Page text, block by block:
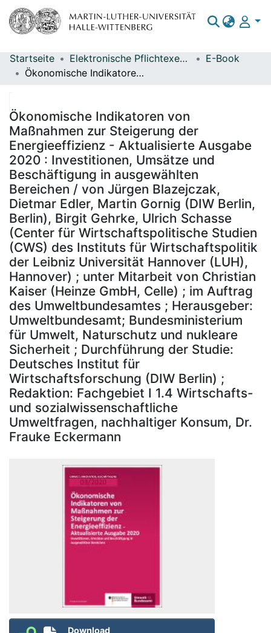
Bereiche & Sammlungen
Statistiken
Startseite Elektronische Pflichtexemplare
E-Book
Ökonomische Indikatoren von Maßnahmen zur Steigerung der Energieeffizienz - Aktualisierte Ausgabe 2020 : Investitionen, Umsätze und Beschäftigung in ausgewählten Bereichen / von Jürgen Blazejczak, Dietmar Edler, Martin Gornig (DIW Berlin, Berlin), Birgit Gehrke, Ulrich Schasse (Center für Wirtschaftspolitische Studien (CWS) des Instituts für Wirtschaftspolitik der Leibniz Universität Hannover (LUH), Hannover) ; unter Mitarbeit von Christian Kaiser (Heinze GmbH, Celle) ; im Auftrag des Umweltbundesamtes ; Herausgeber: Umweltbundesamt; Bundesministerium für Umwelt, Naturschutz und nukleare Sicherheit ; Durchführung der Studie: Deutsches Institut für Wirtschaftsforschung (DIW Berlin) ; Redaktion: Fachgebiet I 1.4 Wirtschafts- und sozialwissenschaftliche Umweltfragen, nachhaltiger Konsum, Dr. Frauke Eckermann
Ökonomische Indikatoren von
Maßnahmen zur Steigerung der
Energieeffizienz - Aktualisierte Ausgabe
2020 : Investitionen, Umsätze und
Beschäftigung in ausgewählten
Bereichen / von Jürgen Blazejczak,
Dietmar Edler, Martin Gornig (DIW Berlin,
Berlin), Birgit Gehrke, Ulrich Schasse
(Center für Wirtschaftspolitische Studien
(CWS) des Instituts für Wirtschaftspolitik
der Leibniz Universität Hannover (LUH),
Hannover) ; unter Mitarbeit von Christian
Kaiser (Heinze GmbH, Celle) ; im Auftrag
des Umweltbundesamtes ; Herausgeber:
Umweltbundesamt; Bundesministerium
für Umwelt, Naturschutz und nukleare
Sicherheit ; Durchführung der Studie:
Deutsches Institut für
Wirtschaftsforschung (DIW Berlin) ;
Redaktion: Fachgebiet I 1.4 Wirtschafts-
und sozialwissenschaftliche
Umweltfragen, nachhaltiger Konsum, Dr.
Frauke Eckermann
Download